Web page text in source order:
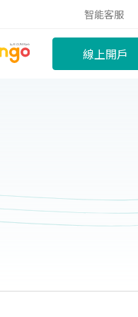
智能客服
線上開戶